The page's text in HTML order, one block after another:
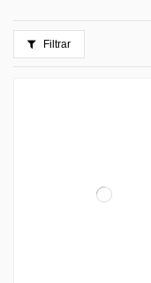
Filtrar